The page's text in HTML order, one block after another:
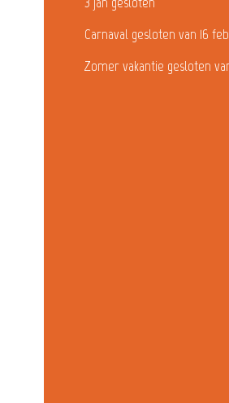
Carnaval gesloten van 16
Zomer vakantie gesloten